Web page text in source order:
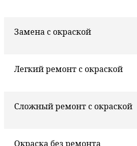
Замена с окраской
Легкий ремонт с окраской
Сложный ремонт с окраской
Окраска без ремонта